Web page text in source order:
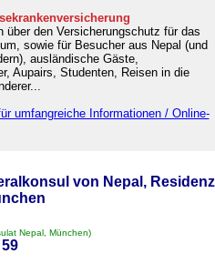
über den Versicherungschutz für das
sowie für Besucher aus Nepal (und
ausländische Gäste,
Aupairs, Studenten, Reisen in die
umfangreiche Informationen / Online-
von Nepal,
Nepal, München)